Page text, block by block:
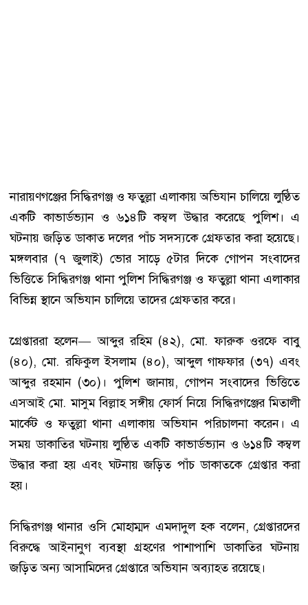
নারায়ণগঞ্জের সিদ্ধিরগঞ্জ ও ফতুল্লা এলাকায় অভিযান চালিয়ে লুণ্ঠিত
একটি কাভার্ডভ্যান ও ৬১৪টি কম্বল উদ্ধার করেছে পুলিশ। এ
ঘটনায় জড়িত ডাকাত দলের পাঁচ সদস্যকে গ্রেফতার করা হয়েছে।
‎মঙ্গলবার (৭ জুলাই) ভোর সাড়ে ৫টার দিকে গোপন সংবাদের
ভিত্তিতে সিদ্ধিরগঞ্জ থানা পুলিশ সিদ্ধিরগঞ্জ ও ফতুল্লা থানা এলাকার
বিভিন্ন স্থানে অভিযান চালিয়ে তাদের গ্রেফতার করে।
‎গ্রেপ্তাররা হলেন— আব্দুর রহিম (৪২), মো. ফারুক ওরফে বাবু
(৪০), মো. রফিকুল ইসলাম (৪০), আব্দুল গাফফার (৩৭) এবং
আব্দুর রহমান (৩০)। পুলিশ জানায়, গোপন সংবাদের ভিত্তিতে
এসআই মো. মাসুম বিল্লাহ সঙ্গীয় ফোর্স নিয়ে সিদ্ধিরগঞ্জের মিতালী
মার্কেট ও ফতুল্লা থানা এলাকায় অভিযান পরিচালনা করেন। এ
সময় ডাকাতির ঘটনায় লুণ্ঠিত একটি কাভার্ডভ্যান ও ৬১৪টি কম্বল
উদ্ধার করা হয় এবং ঘটনায় জড়িত পাঁচ ডাকাতকে গ্রেপ্তার করা
হয়।
‎সিদ্ধিরগঞ্জ থানার ওসি মোহাম্মদ এমদাদুল হক বলেন, গ্রেপ্তারদের
বিরুদ্ধে আইনানুগ ব্যবস্থা গ্রহণের পাশাপাশি ডাকাতির ঘটনায়
জড়িত অন্য আসামিদের গ্রেপ্তারে অভিযান অব্যাহত রয়েছে।